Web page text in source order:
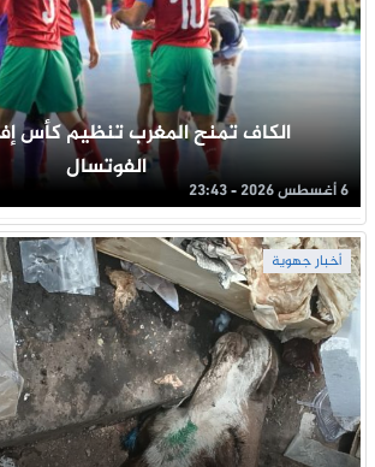
الكاف تمنح المغرب تنظيم كأس
الفوتسال
6 أغسطس 2026 - 23:43
أخبار جهوية